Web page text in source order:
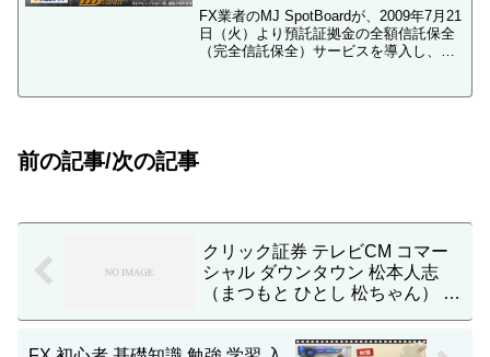
FX業者のMJ SpotBoardが、2009年7月21
日（火）より預託証拠金の全額信託保全
（完全信託保全）サービスを導入し、
前の記事/次の記事
クリック証券 テレビCM コマー
シャル ダウンタウン 松本人志
（まつもと ひとし 松ちゃん） 笑